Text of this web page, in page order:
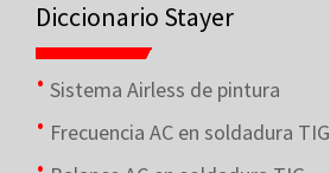
Diccionario Stayer
Sistema Airless de pintura
Frecuencia AC en soldadura TIG